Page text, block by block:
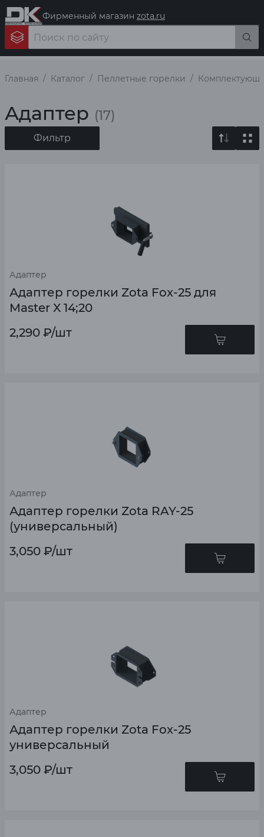
Фирменный магазин zota.ru
Главная Каталог Пеллетные горелки
Адаптер (17)
Фильтр
Адаптер
Адаптер горелки Zota Fox-25 для
Master X 14;20
2,290 ₽/шт
Адаптер
Адаптер горелки Zota RAY-25
(универсальный)
3,050 ₽/шт
Адаптер
Адаптер горелки Zota Fox-25
универсальный
3,050 ₽/шт